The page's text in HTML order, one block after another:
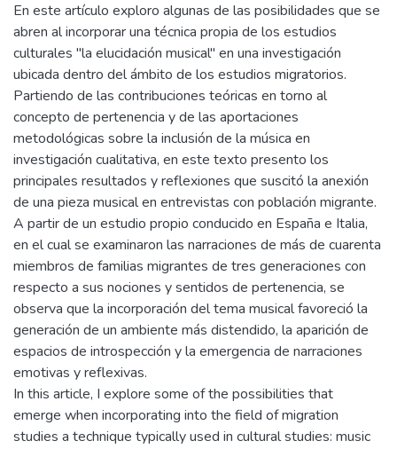
En este artículo exploro algunas de las posibilidades que se
abren al incorporar una técnica propia de los estudios
culturales "la elucidación musical" en una investigación
ubicada dentro del ámbito de los estudios migratorios.
Partiendo de las contribuciones teóricas en torno al
concepto de pertenencia y de las aportaciones
metodológicas sobre la inclusión de la música en
investigación cualitativa, en este texto presento los
principales resultados y reflexiones que suscitó la anexión
de una pieza musical en entrevistas con población migrante.
A partir de un estudio propio conducido en España e Italia,
en el cual se examinaron las narraciones de más de cuarenta
miembros de familias migrantes de tres generaciones con
respecto a sus nociones y sentidos de pertenencia, se
observa que la incorporación del tema musical favoreció la
generación de un ambiente más distendido, la aparición de
espacios de introspección y la emergencia de narraciones
emotivas y reflexivas.
In this article, I explore some of the possibilities that
emerge when incorporating into the field of migration
studies a technique typically used in cultural studies: music